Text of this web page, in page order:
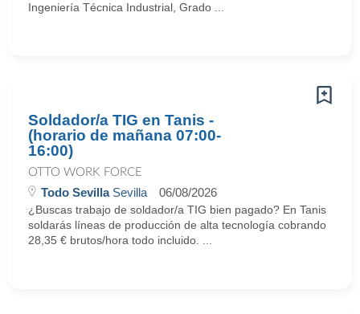
Ingeniería Técnica Industrial, Grado ...
Soldador/a TIG en Tanis -
(horario de mañana 07:00-
16:00)
OTTO WORK FORCE
Todo SevillaSevilla 06/08/2026
¿Buscas trabajo de soldador/a TIG bien pagado? En Tanis
soldarás líneas de producción de alta tecnología cobrando
28,35 € brutos/hora todo incluido. ...